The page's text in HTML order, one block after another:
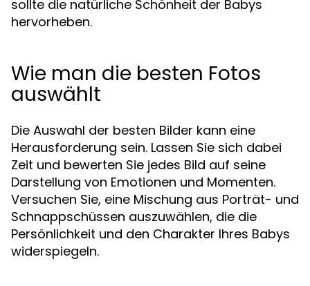
sollte die natürliche Schönheit der Babys
hervorheben.
Wie man die besten Fotos
auswählt
Die Auswahl der besten Bilder kann eine
Herausforderung sein. Lassen Sie sich dabei
Zeit und bewerten Sie jedes Bild auf seine
Darstellung von Emotionen und Momenten.
Versuchen Sie, eine Mischung aus Porträt- und
Schnappschüssen auszuwählen, die die
Persönlichkeit und den Charakter Ihres Babys
widerspiegeln.